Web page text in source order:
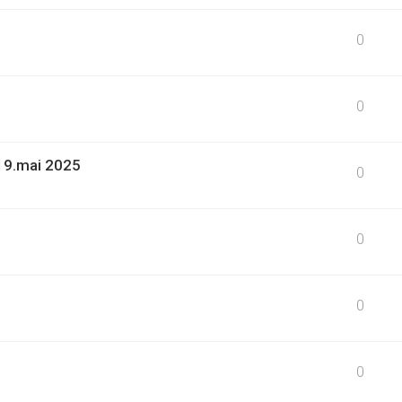
0
0
2025 0
0
0
0